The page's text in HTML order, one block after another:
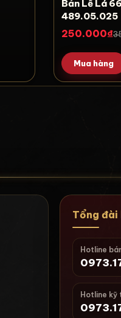
Bản Lề Lá
489.05.025
250.000₫
Mua hàng
Tổng
Hotline
Hotline kỹ